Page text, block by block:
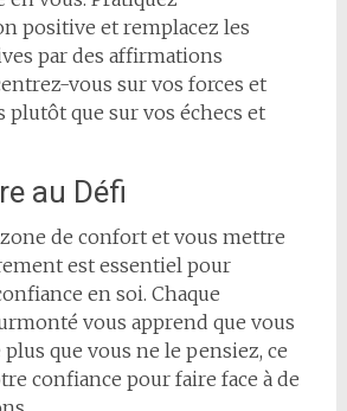
positive et remplacez les
par des affirmations
vous sur vos forces et
plutôt que sur vos échecs et
au Défi
de confort et vous mettre
est essentiel pour
en soi. Chaque
vous apprend que vous
plus que vous ne le pensiez, ce
confiance pour faire face à de